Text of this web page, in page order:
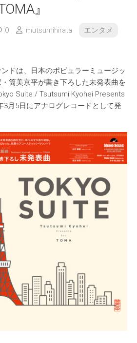
』
0 mutsumihirata
エンタメ
ドは、日本のポピュラーミュージッ
筒美京平が書き下ろした未発表曲を
Suite / Tsutsumi Kyohei Presents
3月5日にアナログレコードとして発